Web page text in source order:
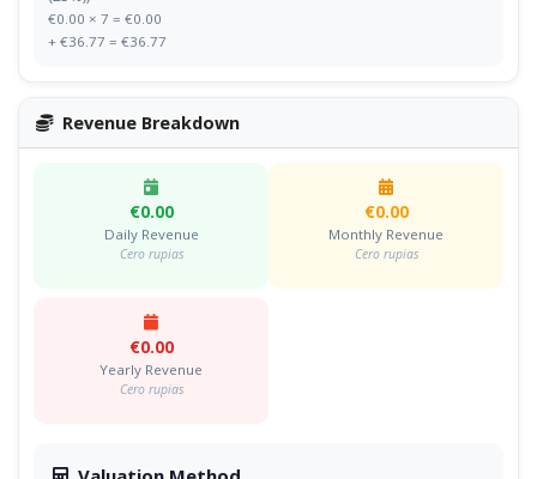
€0.00 × 7 = €0.00
+ €36.77 = €36.77
Revenue Breakdown
€0.00
Daily Revenue
Cero rupias
€0.00
Monthly Revenue
Cero rupias
€0.00
Yearly Revenue
Cero rupias